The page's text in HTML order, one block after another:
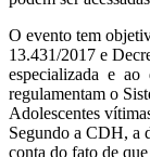
O evento tem
13.431/2017 e
especializada e ao
regulamentam o
Adolescentes
Segundo a CDH, a
conta do fato de